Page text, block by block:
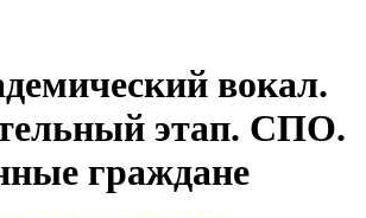
вокал.
этап. СПО.
граждане